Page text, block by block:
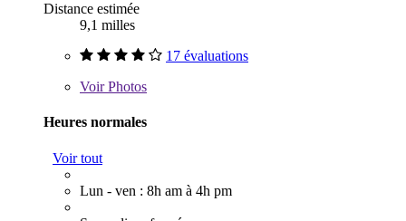
Distance estimée
9,1 milles
17 évaluations
VoirPhotos
Heures normales
Voir tout
Lun - ven : 8h am à 4h pm